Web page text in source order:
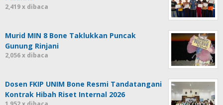
2,419 x dibaca
Murid MIN 8 Bone Taklukkan Puncak
Gunung Rinjani
2,056 x dibaca
Dosen FKIP UNIM Bone Resmi Tandatangani
Kontrak Hibah Riset Internal 2026